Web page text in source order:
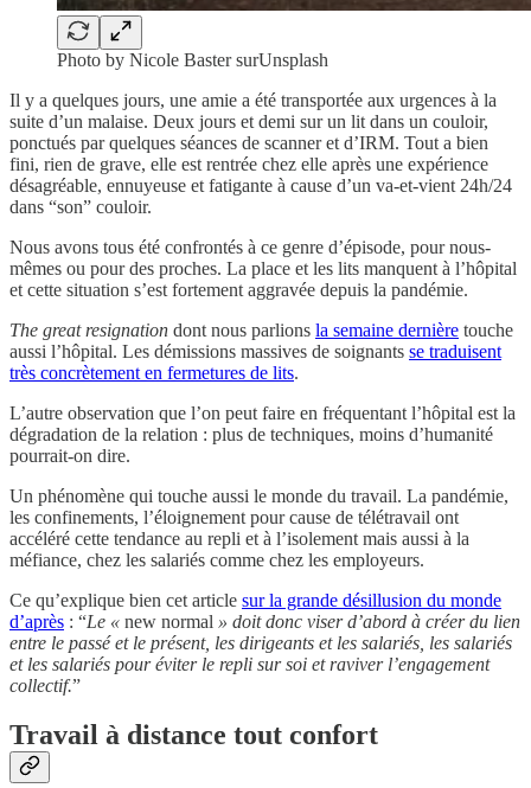
Photo by Nicole Baster surUnsplash
Il y a quelques jours, une amie a été transportée aux urgences à la
suite d’un malaise. Deux jours et demi sur un lit dans un couloir,
ponctués par quelques séances de scanner et d’IRM. Tout a bien
fini, rien de grave, elle est rentrée chez elle après une expérience
désagréable, ennuyeuse et fatigante à cause d’un va-et-vient 24h/24
dans “son” couloir.
Nous avons tous été confrontés à ce genre d’épisode, pour nous-
mêmes ou pour des proches. La place et les lits manquent à l’hôpital
et cette situation s’est fortement aggravée depuis la pandémie.
The great resignation dont nous parlions la semaine dernière touche
aussi l’hôpital. Les démissions massives de soignants se traduisent
très concrètement en fermetures de lits.
L’autre observation que l’on peut faire en fréquentant l’hôpital est la
dégradation de la relation : plus de techniques, moins d’humanité
pourrait-on dire.
Un phénomène qui touche aussi le monde du travail. La pandémie,
les confinements, l’éloignement pour cause de télétravail ont
accéléré cette tendance au repli et à l’isolement mais aussi à la
méfiance, chez les salariés comme chez les employeurs.
Ce qu’explique bien cet article sur la grande désillusion du monde
d’après : “Le « new normal » doit donc viser d’abord à créer du lien
entre le passé et le présent, les dirigeants et les salariés, les salariés
et les salariés pour éviter le repli sur soi et raviver l’engagement
collectif.”
Travail à distance tout confort